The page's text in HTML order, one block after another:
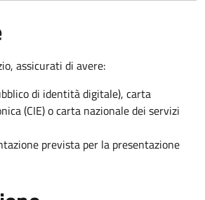
assicurati di avere:
di identità digitale), carta
(CIE) o carta nazionale dei servizi
prevista per la presentazione